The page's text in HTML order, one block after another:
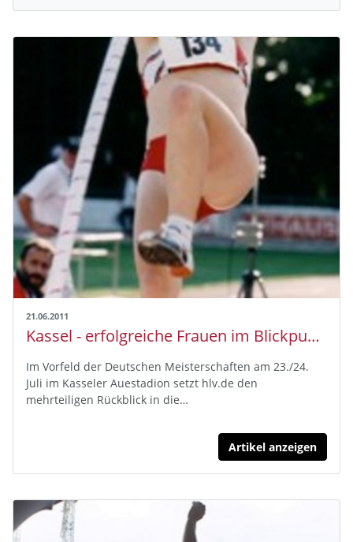
21.06.2011
Kassel - erfolgreiche Frauen im Blickpunkt
Im Vorfeld der Deutschen Meisterschaften am 23./24.
Juli im Kasseler Auestadion setzt hlv.de den
mehrteiligen Rückblick in die…
Artikel anzeigen